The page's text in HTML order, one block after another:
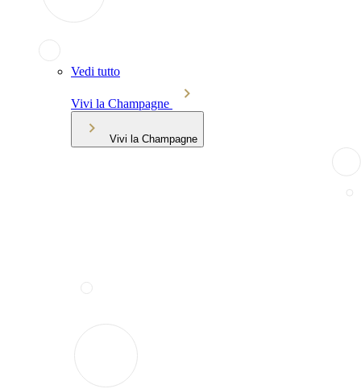
Vedi tutto
Vivi la Champagne
Vivi la Champagne